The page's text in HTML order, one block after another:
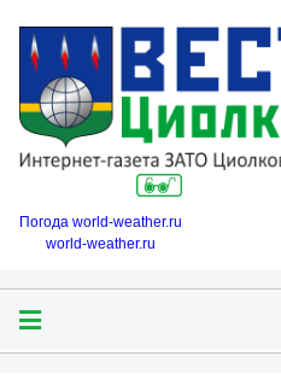
Погода world-weather.ru
world-weather.ru